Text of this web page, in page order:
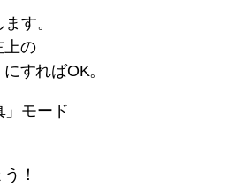
す。
上の
すればOK。
」モード
！